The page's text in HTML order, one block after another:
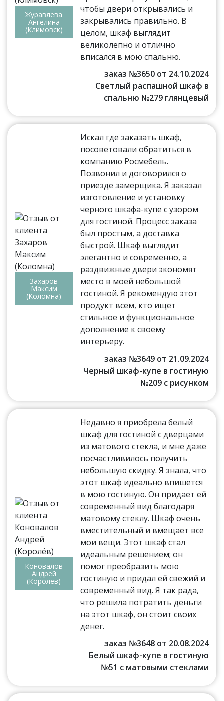
Журавлева
Ангелина
(Климовск)
чтобы двери открывались и
закрывались правильно. В
целом, шкаф выглядит
великолепно и отлично
вписался в мою спальню.
заказ №3650 от 24.10.2024
Светлый распашной шкаф в
спальню №279 глянцевый
Захаров
Максим
(Коломна)
Искал где заказать шкаф,
посоветовали обратиться в
компанию Росмебель.
Позвонил и договорился о
приезде замерщика. Я заказал
изготовление и установку
черного шкафа-купе с узором
для гостиной. Процесс заказа
был простым, а доставка
быстрой. Шкаф выглядит
элегантно и современно, а
раздвижные двери экономят
место в моей небольшой
гостиной. Я рекомендую этот
продукт всем, кто ищет
стильное и функциональное
дополнение к своему
интерьеру.
заказ №3649 от 21.09.2024
Черный шкаф-купе в гостиную
№209 с рисунком
Коновалов
Андрей
(Королёв)
Недавно я приобрела белый
шкаф для гостиной с дверцами
из матового стекла, и мне даже
посчастливилось получить
небольшую скидку. Я знала, что
этот шкаф идеально впишется
в мою гостиную. Он придает ей
современный вид благодаря
матовому стеклу. Шкаф очень
вместительный и вмещает все
мои вещи. Этот шкаф стал
идеальным решением; он
помог преобразить мою
гостиную и придал ей свежий и
современный вид. Я так рада,
что решила потратить деньги
на этот шкаф, он стоит своих
денег.
заказ №3648 от 20.08.2024
Белый шкаф-купе в гостиную
№51 с матовыми стеклами